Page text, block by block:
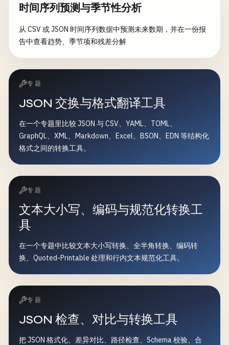
时间序列预测与季节性分析
从 CSV 或 JSON 时间序列数据中预测未来数期，并在一份报
告中查看趋势、季节项和残差分解
专题
JSON 交换与格式翻译工具
在一个专题里比较 JSON 与 CSV、YAML、TOML、
GraphQL、XML、Markdown、Excel、BSON、EDN 等结构化
格式之间的转换工具。
专题
文本大小写、编码与规范化转换工
具
在一个专题中比较文本大小写转换、全半角转换、编码转
换、Quoted-Printable 处理和行内文本规范化工具。
专题
JSON 检查、对比与转换工具
把 JSON 格式化、差异对比、路径检查、Schema 校验、合